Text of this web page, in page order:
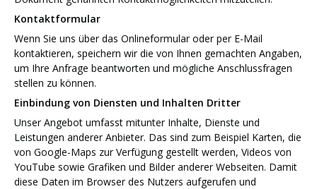
Kontaktformular
Wenn Sie uns über das Onlineformular oder per E-Mail
kontaktieren, speichern wir die von Ihnen gemachten Angaben,
um Ihre Anfrage beantworten und mögliche Anschlussfragen
stellen zu können.
Einbindung von Diensten und Inhalten Dritter
Unser Angebot umfasst mitunter Inhalte, Dienste und
Leistungen anderer Anbieter. Das sind zum Beispiel Karten, die
von Google-Maps zur Verfügung gestellt werden, Videos von
YouTube sowie Grafiken und Bilder anderer Webseiten. Damit
diese Daten im Browser des Nutzers aufgerufen und